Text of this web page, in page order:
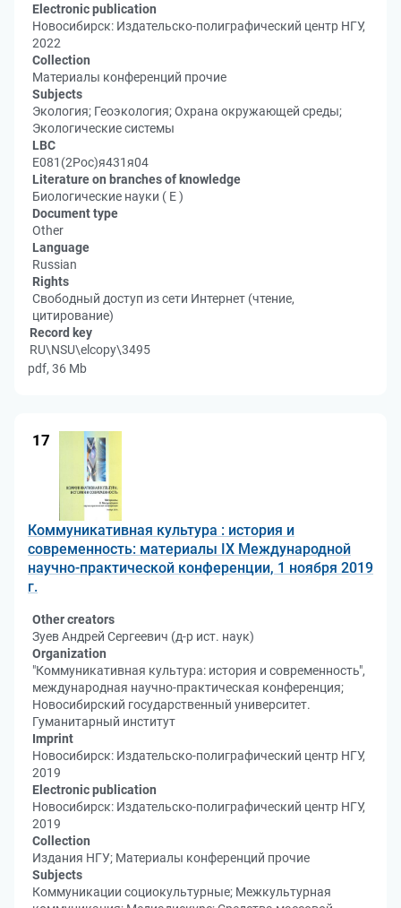
Electronic publication
Новосибирск: Издательско-полиграфический центр НГУ,
2022
Collection
Материалы конференций прочие
Subjects
Экология; Геоэкология; Охрана окружающей среды;
Экологические системы
LBC
Е081(2Рос)я431я04
Literature on branches of knowledge
Биологические науки ( Е )
Document type
Other
Language
Russian
Rights
Свободный доступ из сети Интернет (чтение,
цитирование)
Record key
RU\NSU\elcopy\3495
pdf, 36 Mb
17
Коммуникативная культура : история и
современность: материалы IX Международной
научно-практической конференции, 1 ноября 2019
г.
Other creators
Зуев Андрей Сергеевич (д-р ист. наук)
Organization
"Коммуникативная культура: история и современность",
международная научно-практическая конференция;
Новосибирский государственный университет.
Гуманитарный институт
Imprint
Новосибирск: Издательско-полиграфический центр НГУ,
2019
Electronic publication
Новосибирск: Издательско-полиграфический центр НГУ,
2019
Collection
Издания НГУ; Материалы конференций прочие
Subjects
Коммуникации социокультурные; Межкультурная